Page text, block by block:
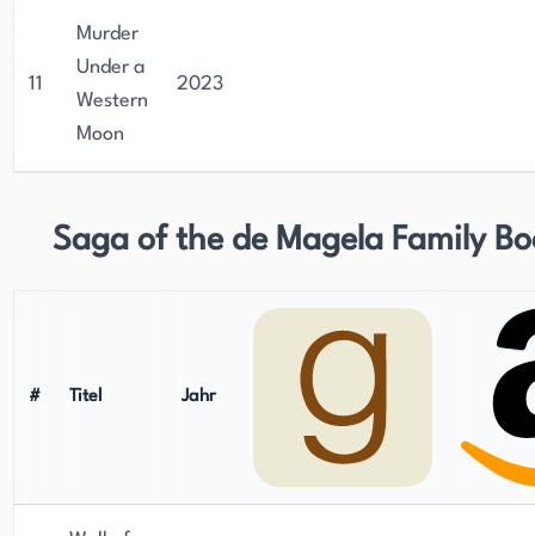
11
Murder
Under a
Western
Moon
2023
Saga of the de Magela Family
# Titel Jahr